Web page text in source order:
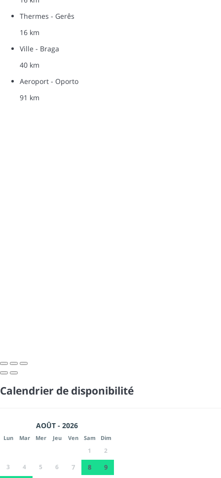
Thermes - Gerês
16 km
Ville - Braga
40 km
Aeroport - Oporto
91 km
Calendrier de disponibilité
AOÛT - 2026
Lun Mar Mer Jeu Ven Sam Dim
1
2
3
4 5 6 7 8
9